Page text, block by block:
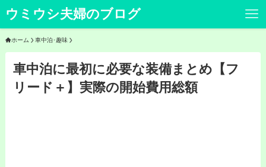
ウミウシ夫婦のブログ
ホーム 車中泊･趣味
車中泊に最初に必要な装備まとめ【フ
リード＋】実際の開始費用総額